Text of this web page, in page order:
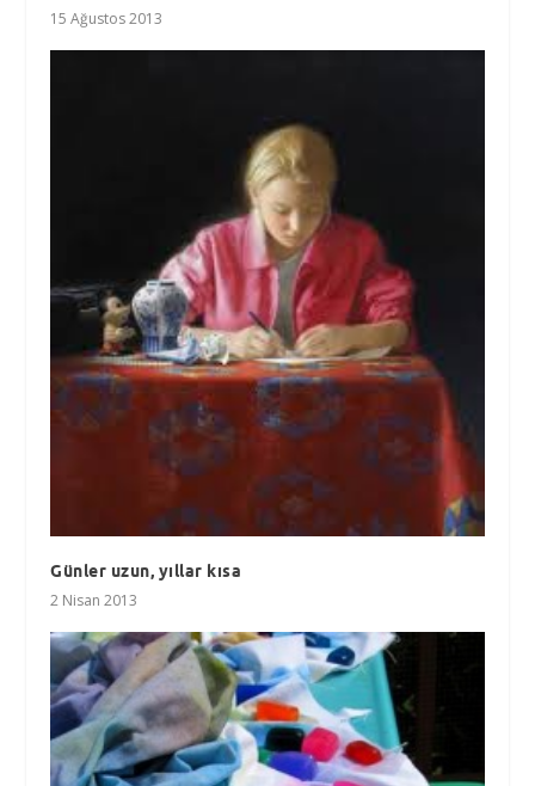
15 Ağustos 2013
Günler uzun, yıllar kısa
2 Nisan 2013